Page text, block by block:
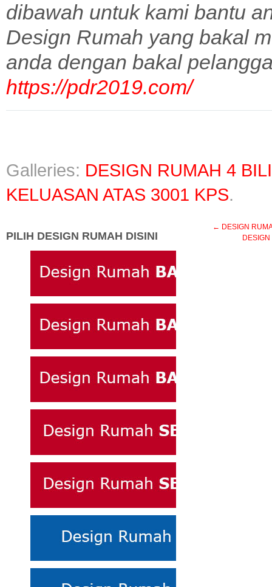
dibawah untuk kami bantu
Design Rumah yang bakal
anda dengan bakal
https://pdr2019.com/
Galleries: DESIGN RUMAH 4
KELUASAN ATAS 3001 KPS.
← DESIGN
PILIH DESIGN RUMAH DISINI